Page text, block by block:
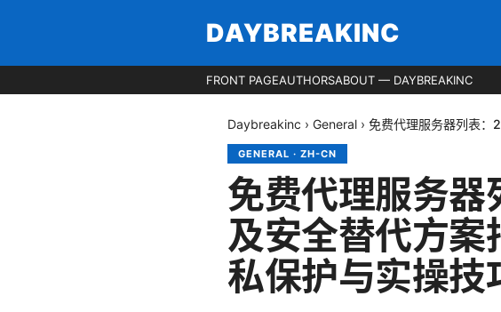
DAYBREAKINC
FRONT PAGEAUTHORSABOUT — DAYBREAKINC
Daybreakinc › General › 免费代理服务器列表：
GENERAL · ZH-CN
免费代理服务
及安全替代方
私保护与实操技